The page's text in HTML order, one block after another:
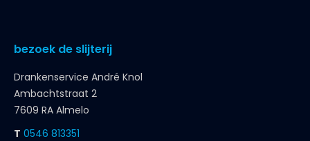
bezoek de slijterij
Drankenservice André Knol
Ambachtstraat 2
7609 RA Almelo
T 0546 813351